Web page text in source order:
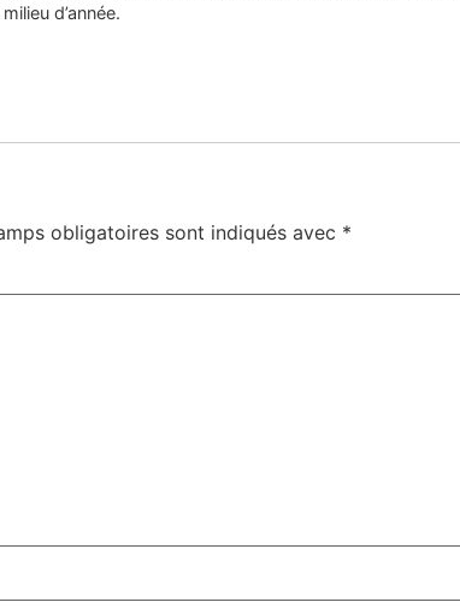
d’année.
obligatoires sont indiqués avec *